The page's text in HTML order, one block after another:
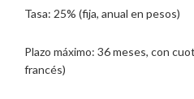
Tasa: 25% (fija, anual en pesos)
Plazo máximo: 36 meses, con
francés)